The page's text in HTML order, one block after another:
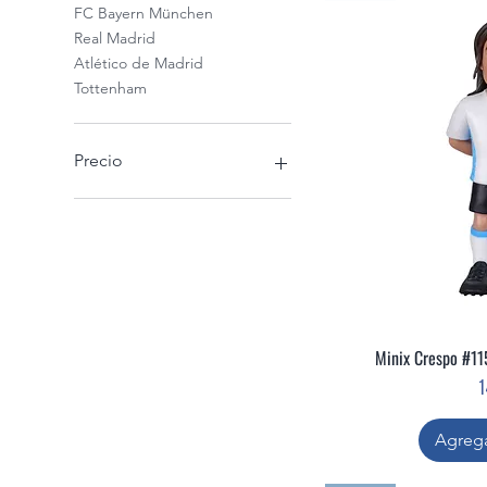
FC Bayern München
Real Madrid
Atlético de Madrid
Tottenham
Precio
Minix Crespo